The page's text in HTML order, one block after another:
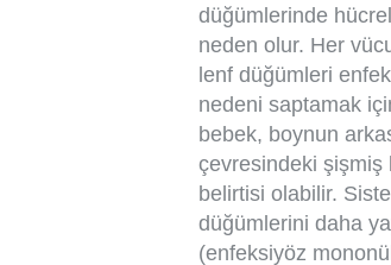
düğümlerinde
neden olur. Her
lenf düğümleri
nedeni saptamak
bebek, boynun
çevresindeki şişmiş
belirtisi olabilir.
düğümlerini daha
(enfeksiyöz